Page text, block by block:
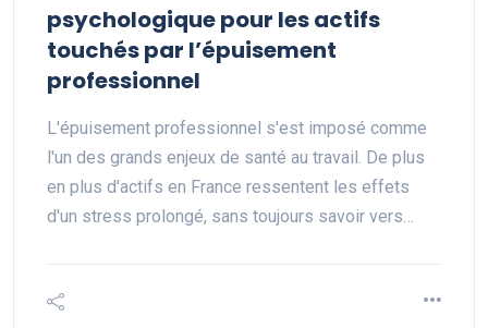
psychologique pour les actifs
touchés par l’épuisement
professionnel
L'épuisement professionnel s'est imposé comme
l'un des grands enjeux de santé au travail. De plus
en plus d'actifs en France ressentent les effets
d'un stress prolongé, sans toujours savoir vers…